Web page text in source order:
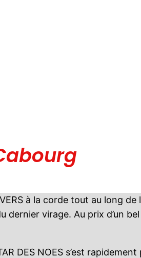
à la corde tout au long de
dernier virage. Au prix d’un
DES NOES s’est